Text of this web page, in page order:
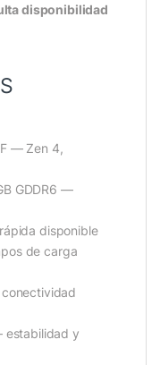
disponibilidad
— Zen 4,
GDDR6 —
disponible
de carga
estabilidad y